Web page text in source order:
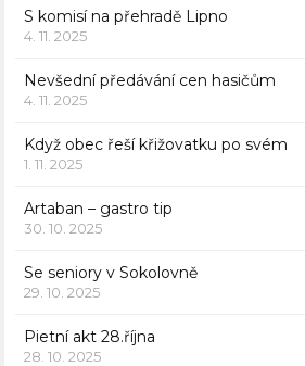
S komisí na přehradě Lipno
4. 11. 2025
Nevšední předávání cen hasičům
4. 11. 2025
Když obec řeší křižovatku po svém
1. 11. 2025
Artaban – gastro tip
30. 10. 2025
Se seniory v Sokolovně
29. 10. 2025
Pietní akt 28.října
28. 10. 2025